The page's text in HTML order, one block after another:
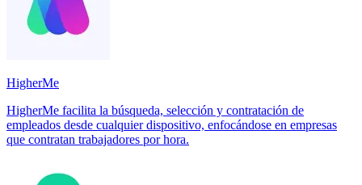
HigherMe
HigherMe facilita la búsqueda, selección y contratación de
empleados desde cualquier dispositivo, enfocándose en empresas
que contratan trabajadores por hora.